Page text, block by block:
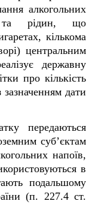
алкогольних
та рідин, що
кількома
центральним
державну
про кількість
дати
передаються
суб’єктам
напоїв,
в
подальшому
(п. 227.4 ст.